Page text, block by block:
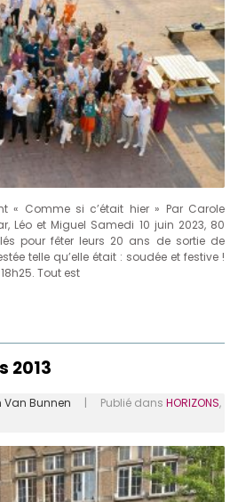
« Comme si c’était hier » Par Carole
Léo et Miguel Samedi 10 juin 2023, 80
pour fêter leurs 20 ans de sortie de
telle qu’elle était : soudée et festive !
Tout est
2013
Van Bunnen | Publié dans HORIZONS,